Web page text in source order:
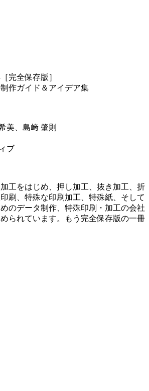
完全保存版］
作ガイド＆アイデア集
美、島﨑 肇則
ブ
工をはじめ、押し加工、抜き加工、折
刷、特殊な印刷加工、特殊紙、そして
のデータ制作、特殊印刷・加工の会社
られています。もう完全保存版の一冊